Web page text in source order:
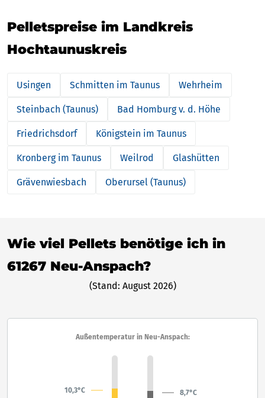
Pelletspreise im Landkreis
Hochtaunuskreis
Usingen Schmitten im Taunus Wehrheim
Steinbach (Taunus) Bad Homburg v. d. Höhe
Friedrichsdorf Königstein im Taunus
Kronberg im Taunus Weilrod Glashütten
Grävenwiesbach Oberursel (Taunus)
Wie viel Pellets benötige ich in
61267 Neu-Anspach?
(Stand: August 2026)
Außentemperatur in Neu-Anspach:
10,3°C 8,7°C